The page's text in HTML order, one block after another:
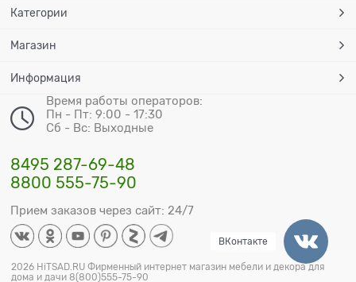
Категории
Магазин
Информация
Время работы операторов:
Пн - Пт: 9:00 - 17:30
Сб - Вс: Выходные
8495 287-69-48
8800 555-75-90
Прием заказов через сайт: 24/7
2026 HiTSAD.RU Фирменный интернет магазин мебели и декора для
дома и дачи 8(800)555-75-90
ВКонтакте